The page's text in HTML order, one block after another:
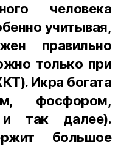
человека
учитывая,
правильно
только при
Икра богата
фосфором,
так далее).
большое